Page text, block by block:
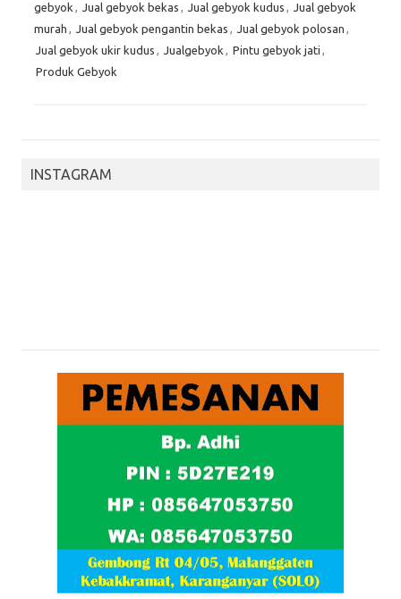
gebyok , Jual gebyok bekas , Jual gebyok kudus , Jual gebyok
murah , Jual gebyok pengantin bekas , Jual gebyok polosan ,
Jual gebyok ukir kudus , Jualgebyok , Pintu gebyok jati ,
Produk Gebyok
INSTAGRAM